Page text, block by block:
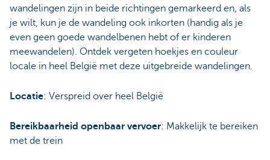
wandelingen zijn in beide richtingen gemarkeerd en, als
je wilt, kun je de wandeling ook inkorten (handig als je
even geen goede wandelbenen hebt of er kinderen
meewandelen). Ontdek vergeten hoekjes en couleur
locale in heel België met deze uitgebreide wandelingen.
Locatie: Verspreid over heel België
Bereikbaarheid openbaar vervoer: Makkelijk te bereiken
met de trein